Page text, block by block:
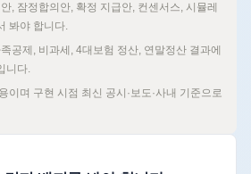
, 잠정합의안, 확정 지급안, 컨센서스, 시뮬레
봐야 합니다.
공제, 비과세, 4대보험 정산, 연말정산 결과에
니다.
이며 구현 시점 최신 공시·보도·사내 기준으로